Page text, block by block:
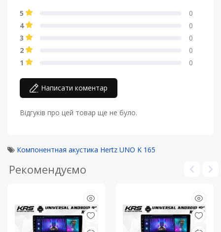
5
0
4
0
3
0
2
0
1
0
Написати коментар
Відгуків про цей товар ще не було.
Компонентная акустика Hertz UNO K 165
Рекомендуємо